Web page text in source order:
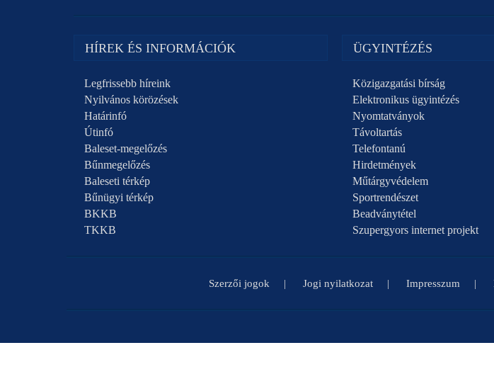
HÍREK ÉS INFORMÁCIÓK
Legfrissebb híreink
Nyilvános körözések
Határinfó
Útinfó
Baleset-megelőzés
Bűnmegelőzés
Baleseti térkép
Bűnügyi térkép
BKKB
TKKB
ÜGYINTÉZÉS
Közigazgatási bírság
Elektronikus ügyintézés
Nyomtatványok
Távoltartás
Telefontanú
Hirdetmények
Műtárgyvédelem
Sportrendészet
Beadványtétel
Szupergyors internet projekt
Szerzői jogok Jogi nyilatkozat Impresszum